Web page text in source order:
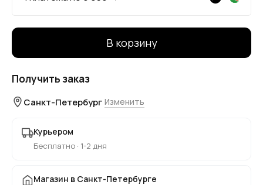
В корзину
Получить заказ
Санкт-Петербург Изменить
Курьером
Бесплатно · 1-2 дня
Магазин в Санкт-Петербурге